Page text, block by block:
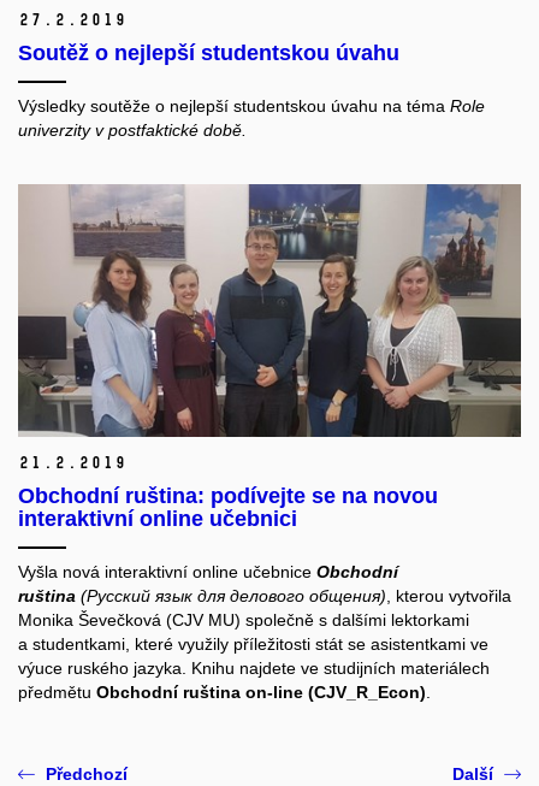
27. 2. 2019
Soutěž o nejlepší studentskou úvahu
Výsledky soutěže o nejlepší studentskou úvahu na téma Role
univerzity v postfaktické době.
21. 2. 2019
Obchodní ruština: podívejte se na novou
interaktivní online učebnici
Vyšla nová interaktivní online učebnice Obchodní
ruština (Русский язык для делового общения) , kterou vytvořila
Monika Ševečková (CJV MU) společně s dalšími lektorkami
a studentkami, které využily příležitosti stát se asistentkami ve
výuce ruského jazyka. Knihu najdete ve studijních materiálech
předmětu Obchodní ruština on-line (CJV_R_Econ)
Předchozí Další